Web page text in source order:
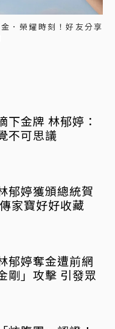
．榮耀時刻！好友分享
下金牌 林郁婷：
不可思議
郁婷獲頒總統賀
家寶好好收藏
郁婷奪金遭前網
剛」攻擊 引發眾